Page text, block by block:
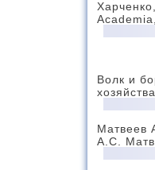
Волк и
Матвеев
А.С.